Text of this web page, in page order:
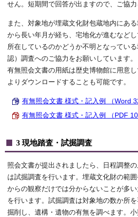
せん。短期間で回答が出ますので、ご協力
また、対象地が埋蔵文化財包蔵地内にあ
から長い年月が経ち、宅地化が進むなど
所在しているのかどうか不明となってい
認）調査へのご協力をお願いしています。
有無照会文書の用紙は歴史博物館に用意
よりダウンロードすることも可能です。
有無照会文書 様式・記入例 （Word
有無照会文書 様式・記入例 （PDF
3 現地踏査・試掘調査
照会文書が提出されましたら、日程調整
は試掘調査を行います。埋蔵文化財の範
からの観察だけでは分からないことが多
を行います。試掘調査は対象地の数か所
掘削し、遺構・遺物の有無を調べます。